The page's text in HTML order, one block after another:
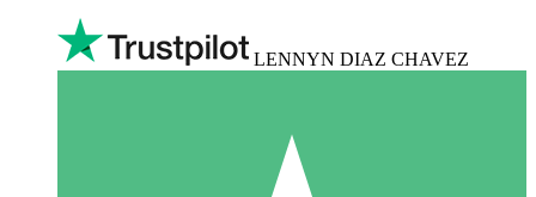
LENNYN DIAZ CHAVEZ